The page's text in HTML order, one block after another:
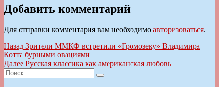
Добавить комментарий
Для отправки комментария вам необходимо авторизоваться.
Навигация
по
записям
Назад Предыдущая
запись:
Зрители ММКФ встретили «Громозеку» Владимира
Котта бурными овациями
Далее Следующая
Русская классика как американская любовь
Искать:
Поиск